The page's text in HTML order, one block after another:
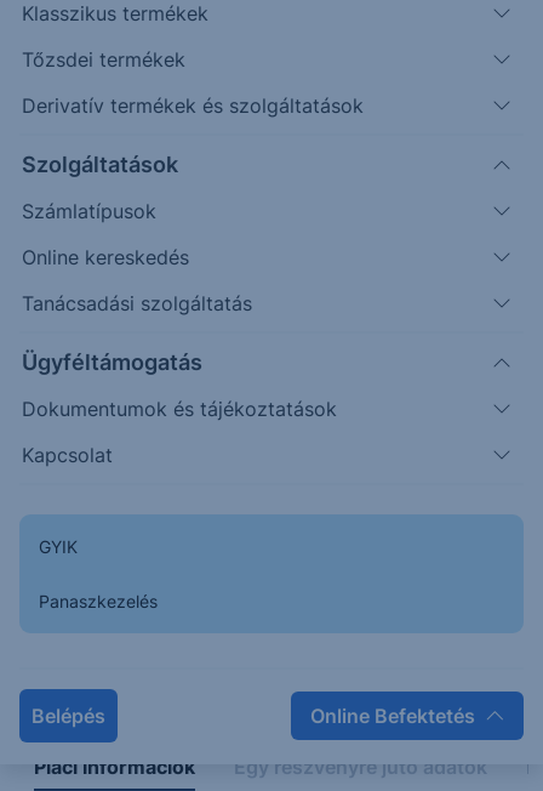
Klasszikus termékek
Tőzsdei termékek
Derivatív termékek és szolgáltatások
Szolgáltatások
Számlatípusok
Online kereskedés
Tanácsadási szolgáltatás
Ügyféltámogatás
Dokumentumok és tájékoztatások
Kapcsolat
GYIK
Panaszkezelés
Belépés Online Befektetés
15:00
8.5000
8.5250
8.5500
8.6000
8.6250
Napon belüli Historikus
Piaci információk Egy részvényre jutó adatok